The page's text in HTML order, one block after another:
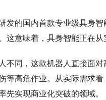
发的国内首款专业级具身
这意味着，具身智能正在从
不同，这款机器人直接面
等高危作业。从实际需求
先实现商业化突破的领域。